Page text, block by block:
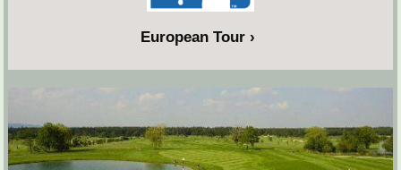
European Tour